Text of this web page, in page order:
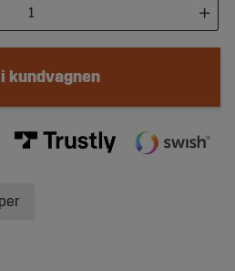
kundvagnen